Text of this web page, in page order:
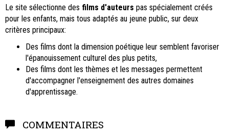
Le site sélectionne des films d'auteurs pas spécialement créés
pour les enfants, mais tous adaptés au jeune public, sur deux
critères principaux:
Des films dont la dimension poétique leur semblent favoriser
l'épanouissement culturel des plus petits,
Des films dont les thèmes et les messages permettent
d'accompagner l'enseignement des autres domaines
d'apprentissage.
COMMENTAIRES